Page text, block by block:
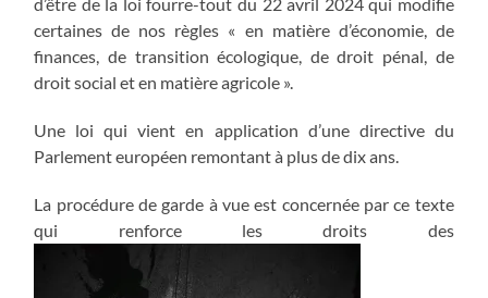
d’être de la loi fourre-tout du 22 avril 2024 qui modifie
certaines de nos règles « en matière d’économie, de
finances, de transition écologique, de droit pénal, de
droit social et en matière agricole ».
Une loi qui vient en application d’une directive du
Parlement européen remontant à plus de dix ans.
La procédure de garde à vue est concernée par ce texte
qui renforce les droits des